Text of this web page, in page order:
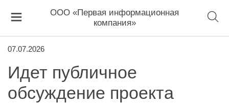
ООО «Первая информационная
компания»
07.07.2026
Идет публичное
обсуждение проекта